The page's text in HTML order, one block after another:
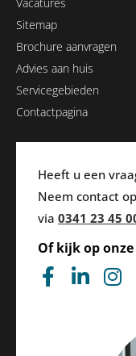
Sitemap
Brochure aanvragen
Advies aan huis
Servicegebieden
Contactpagina
Heeft u een
Neem contact
via 0341 23 45
Of kijk op
F
a
L I